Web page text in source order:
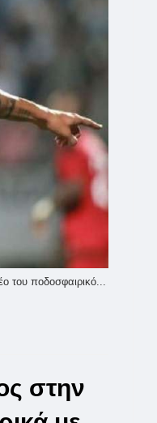
του ποδοσφαιρικό...
στην